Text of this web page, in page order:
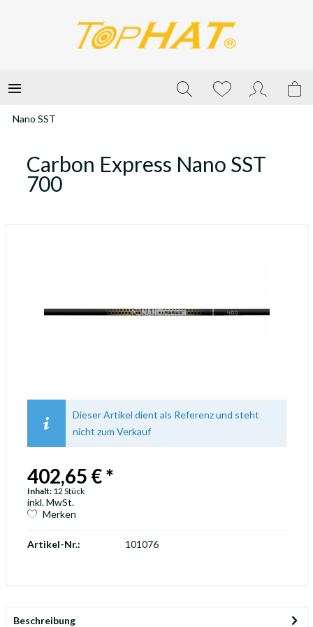
Nano SST
Carbon Express Nano SST
700
Dieser Artikel dient als Referenz und steht
nicht zum Verkauf
402,65 € *
Inhalt: 12 Stück
inkl. MwSt.
Merken
Artikel-Nr.: 101076
Beschreibung